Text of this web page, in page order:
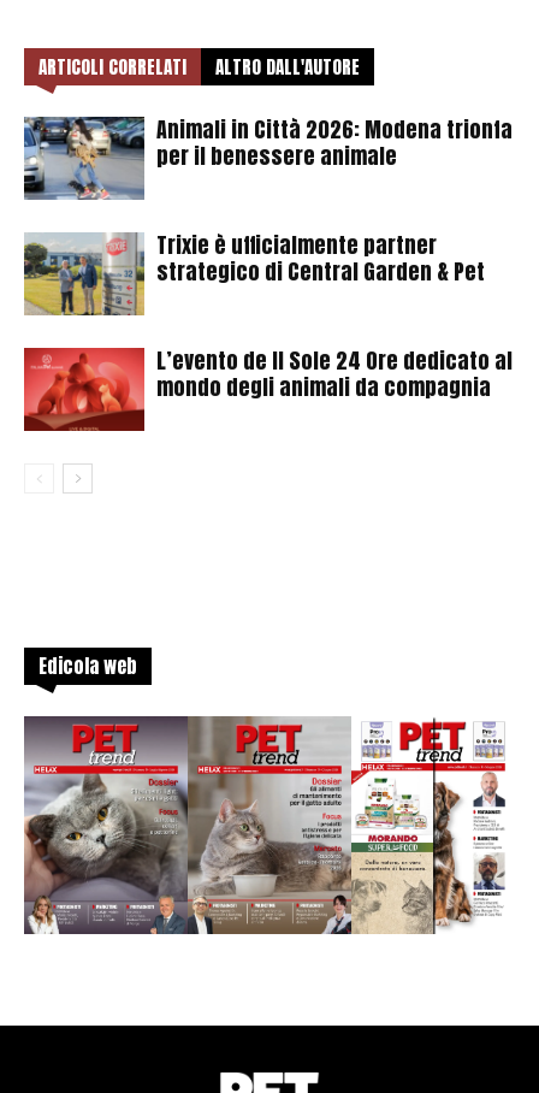
ARTICOLI CORRELATI ALTRO DALL'AUTORE
Animali in Città 2026: Modena trionfa
per il benessere animale
Trixie è ufficialmente partner
strategico di Central Garden & Pet
L’evento de Il Sole 24 Ore dedicato al
mondo degli animali da compagnia
Edicola web